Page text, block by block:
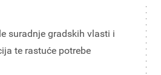
suradnje gradskih vlasti i
te rastuće potrebe